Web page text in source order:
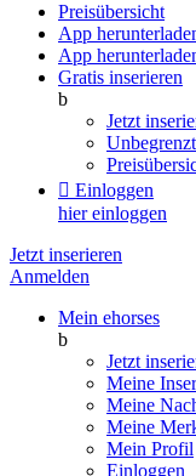
Preisübersicht
App
App
Gratis inserieren
b
Jetzt
 Einloggen
hier einloggen
Jetzt inserieren
Anmelden
Mein ehorses
b
Jetzt
Meine
Meine
Meine
Mein Profil
Einloggen